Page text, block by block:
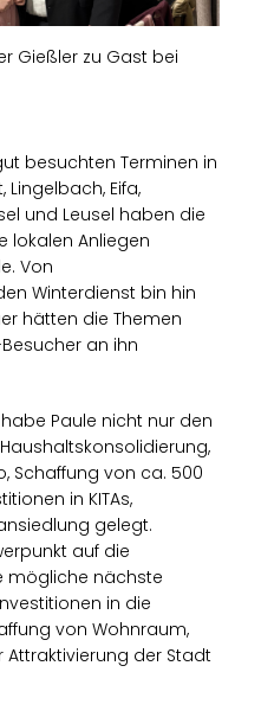
Gießler zu Gast bei
besuchten Terminen in
Lingelbach, Eifa,
und Leusel haben die
lokalen Anliegen
Von
Winterdienst bin hin
hätten die Themen
an ihn
Paule nicht nur den
Schaffung von ca. 500
in KITAs,
gelegt.
auf die
mögliche nächste
in die
von Wohnraum,
der Stadt